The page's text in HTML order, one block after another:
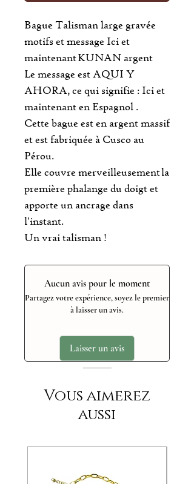
Bague Talisman large gravée
motifs et message Ici et
maintenant KUNAN argent
Le message est AQUI Y
AHORA, ce qui signifie : Ici et
maintenant en Espagnol .
Cette bague est en argent massif
et est fabriquée à Cusco au
Pérou.
Elle couvre merveilleusement la
première phalange du doigt et
apporte un ancrage dans
l'instant.
Un vrai talisman !
Aucun avis pour le moment
Partagez votre expérience, soyez le premier
à laisser un avis.
Laisser un avis
Vous aimerez
aussi